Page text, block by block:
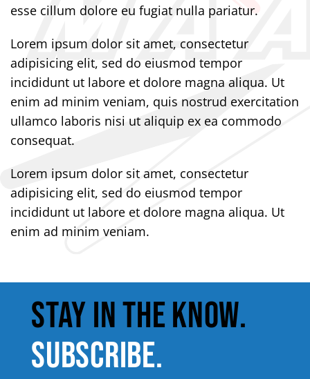
esse cillum dolore eu fugiat nulla pariatur.
Lorem ipsum dolor sit amet, consectetur
adipisicing elit, sed do eiusmod tempor
incididunt ut labore et dolore magna aliqua. Ut
enim ad minim veniam, quis nostrud exercitation
ullamco laboris nisi ut aliquip ex ea commodo
consequat.
Lorem ipsum dolor sit amet, consectetur
adipisicing elit, sed do eiusmod tempor
incididunt ut labore et dolore magna aliqua. Ut
enim ad minim veniam.
STAY IN THE KNOW.
SUBSCRIBE.